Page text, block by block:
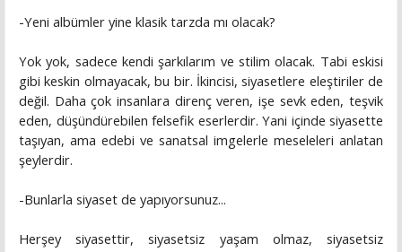
-Yeni albümler yine klasik tarzda mı olacak?
Yok yok, sadece kendi şarkılarım ve stilim olacak. Tabi eskisi
gibi keskin olmayacak, bu bir. İkincisi, siyasetlere eleştiriler de
değil. Daha çok insanlara direnç veren, işe sevk eden, teşvik
eden, düşündürebilen felsefik eserlerdir. Yani içinde siyasette
taşıyan, ama edebi ve sanatsal imgelerle meseleleri anlatan
şeylerdir.
-Bunlarla siyaset de yapıyorsunuz...
Herşey siyasettir, siyasetsiz yaşam olmaz, siyasetsiz